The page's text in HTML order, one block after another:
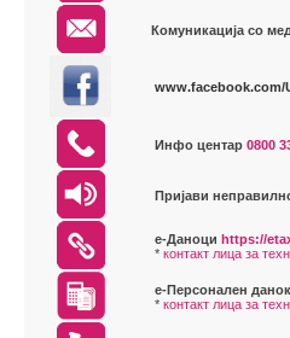
Комуникација со
www.facebook.com/
Инфо центар 0800
Пријави
е-Даноци https://
* контакт лица за
е-Персонален данок
* контакт лица за